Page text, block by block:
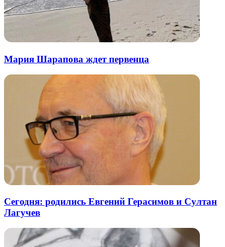
Мария Шарапова ждет первенца
Сегодня: родились Евгений Герасимов и Султан
Лагучев